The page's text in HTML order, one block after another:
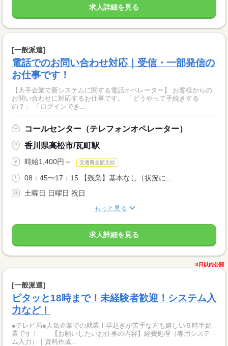
求人詳細を見る
[一般派遣]
電話でのお問い合わせ対応｜受信・一部発信の
お仕事です！
【大手企業で新システムに関する電話オペレーター】 お客様からの
お問い合わせに対応するお仕事です。 「どうやって手続きする
の？」 「ログインでき...
コールセンター（テレフォンオペレーター）
香川県高松市/瓦町駅
時給1,400円～ 交通費全額支給
08：45〜17：15 【残業】基本なし（状況に...
土曜日 日曜日 祝日
もっと見る
求人詳細を見る
3日以内公開
[一般派遣]
ピタッと18時まで！未経験者歓迎！システム入
力など！
●テレビ局●人気企業での就業！早起きが苦手な方も嬉しい９時半始
業です！ 【お願いしたいお仕事の内容】経費処理（専用システ
ム入力）｜資料作成...